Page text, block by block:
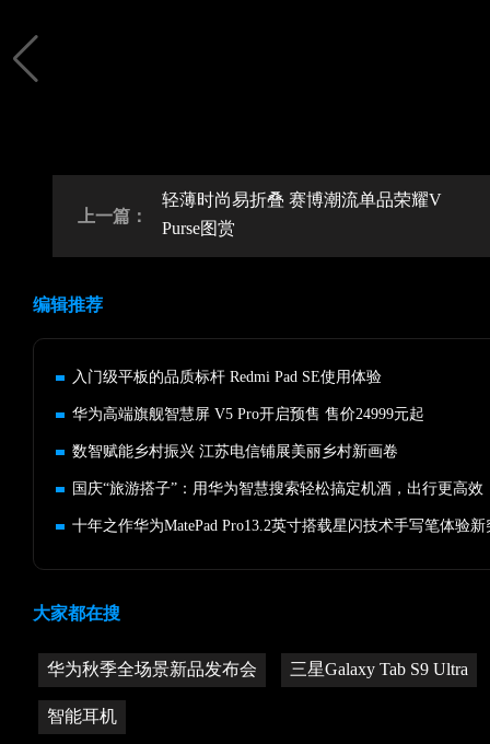
上一篇：
轻薄时尚易折叠 赛博潮流单品荣耀V
Purse图赏
编辑推荐
入门级平板的品质标杆 Redmi Pad SE使用体验
华为高端旗舰智慧屏 V5 Pro开启预售 售价24999元起
数智赋能乡村振兴 江苏电信铺展美丽乡村新画卷
国庆“旅游搭子”：用华为智慧搜索轻松搞定机酒，出行更高效
十年之作华为MatePad Pro13.2英寸搭载星闪技术手写笔体验新
大家都在搜
华为秋季全场景新品发布会 三星Galaxy Tab S9 Ultra
智能耳机